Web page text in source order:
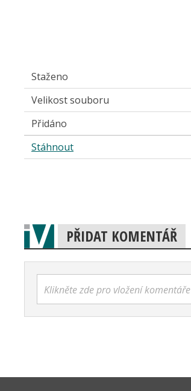
Staženo
Velikost souboru
Přidáno
Stáhnout
PŘIDAT KOMENTÁŘ
Klikněte zde pro vložení komentáře